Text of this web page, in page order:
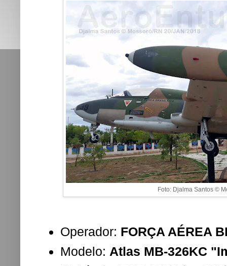
Foto: Djalma Santos ©
Operador: FORÇA AÉREA
Modelo: Atlas MB-326KC